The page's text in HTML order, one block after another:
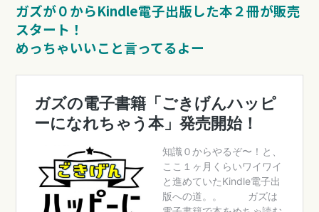
ガズが０からKindle電子出版した本２冊が販売
スタート！
めっちゃいいこと言ってるよー